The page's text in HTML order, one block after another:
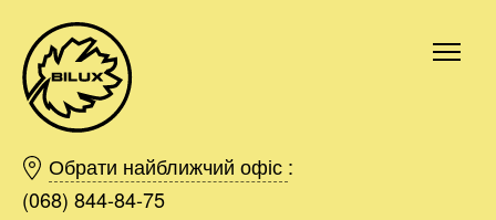
Обрати найближчий офіс :
(068) 844-84-75
Київ
Харків
Одесса